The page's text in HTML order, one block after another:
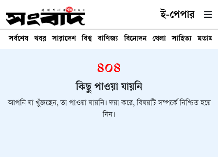
ই-পেপার
সর্বশেষ খবর সারাদেশ বিশ্ব বাণিজ্য বিনোদন খেলা সাহিত্য মতামত
৪০৪
কিছু পাওয়া যায়নি
আপনি যা খুঁজছেন, তা পাওয়া যায়নি। দয়া করে, বিষয়টি সম্পর্কে নিশ্চিত হয়ে
নিন।